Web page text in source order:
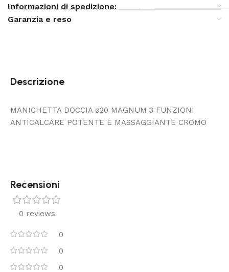
Informazioni di spedizione:
Garanzia e reso
Descrizione
MANICHETTA DOCCIA ø20 MAGNUM 3 FUNZIONI
ANTICALCARE POTENTE E MASSAGGIANTE CROMO
Recensioni
0 reviews
0
0
0